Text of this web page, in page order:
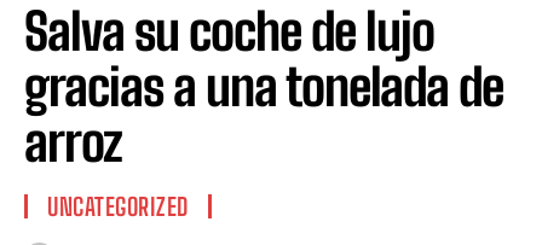
Salva su coche de lujo
gracias a una tonelada de
arroz
UNCATEGORIZED